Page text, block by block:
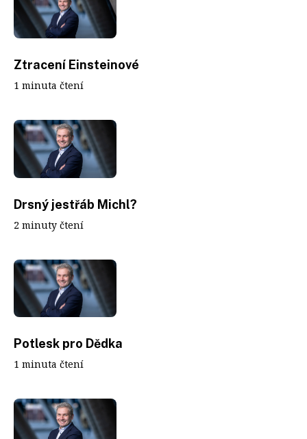
Ztracení Einsteinové
1 minuta čtení
Drsný jestřáb Michl?
2 minuty čtení
Potlesk pro Dědka
1 minuta čtení